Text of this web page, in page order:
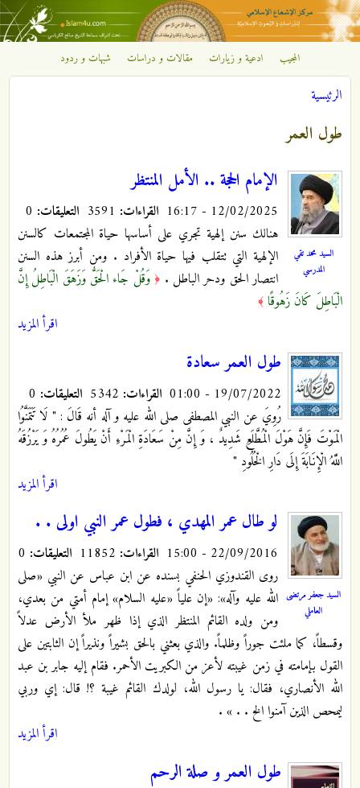
تجاوز إلى المحتوى الرئيسي
مركز
الإشعاع
الإسلامي
المجيب ادعية و زيارات مقالات و دراسات شبهات و ردود
أنت هنا
الرئيسية
طول العمر
السيد محمد تقي
المدرسي
الإمام الحجة .. الأمل المنتظر
12/02/2025 - 16:17 القراءات: التعليقات:
هنالك سنن إلهية تجري على أساسها حياة المجتمعات كالسنن
الإلهية التي تتقلب فيها حياة الأفراد . ومن أبرز هذه السنن
انتصار الحق ودحر الباطل . ﴿ وَقُلْ جَاء الْحَقُّ وَزَهَقَ الْبَاطِلُ إِنَّ
الْبَاطِلَ كَانَ زَهُوقًا ﴾
اقرأ المزيد
طول العمر سعادة
19/07/2022 - 01:00 القراءات: التعليقات:
رُوِيَ عن النبي المصطفى صلى الله عليه و آله أنه قَالَ : "‏ لَا تَتَمَنَّوُا
الْمَوْتَ فَإِنَّ هَوْلَ الْمُطَّلَعِ شَدِيدٌ ، وَ إِنَّ مِنْ سَعَادَةِ الْمَرْءِ أَنْ يَطُولَ عُمُرُهُ وَ يَرْزُقَهُ
اللَّهُ الْإِنَابَةَ إِلَى دَارِ الْخُلُودِ "
اقرأ المزيد
السيد جعفر مرتضى
العاملي
لو طال عمر المهدي ، فطول عمر النبي اولى . .
22/09/2016 - 15:00 القراءات: التعليقات:
روى القندوزي الحنفي بسنده عن ابن عباس عن النبي «صلى
الله عليه وآله»: «إن علياً «عليه السلام» إمام أمتي من بعدي،
ومن ولده القائم المنتظر الذي إذا ظهر ملأ الأرض عدلاً
وقسطاً، كما ملئت جوراً وظلماً. والذي بعثني بالحق بشيراً ونذيراً إن الثابتين على
القول بإمامته في زمن غيبته لأعز من الكبريت الأحمر. فقام إليه جابر بن عبد
الله الأنصاري، فقال: يا رسول الله، لولدك القائم غيبة ؟! قال: إي وربي
ليمحص الذين آمنوا الخ . . » .
اقرأ المزيد
طول العمر و صلة الرحم